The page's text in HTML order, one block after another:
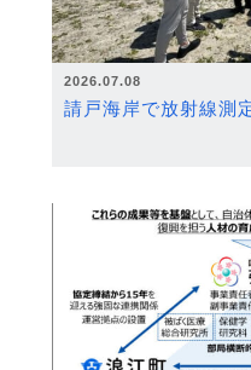
2026.07.08
請戸海岸で放射線測